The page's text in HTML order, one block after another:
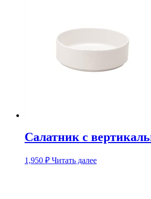
Салатник с
1,950 ₽ Читать далее